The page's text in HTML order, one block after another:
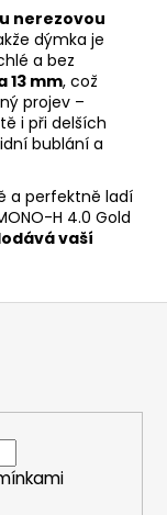
nerezovou
dýmka je
a bez
mm, což
projev –
i při delších
bublání a
a perfektně ladí
H 4.0 Gold
vaší